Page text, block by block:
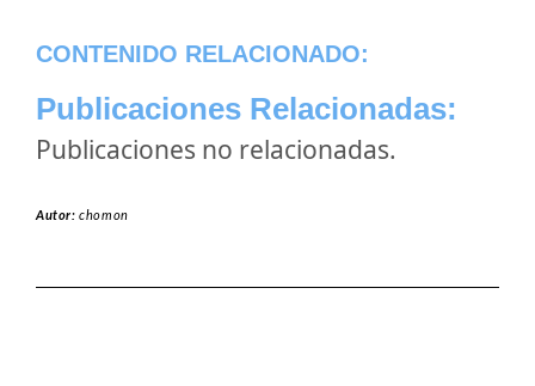
CONTENIDO RELACIONADO:
Publicaciones Relacionadas:
Publicaciones no relacionadas.
Autor:chomon